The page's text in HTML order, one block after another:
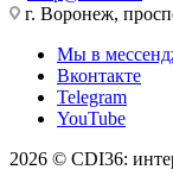
г. Воронеж,
Мы в
Вконтакте
Telegram
YouTube
2026 © CDI36: